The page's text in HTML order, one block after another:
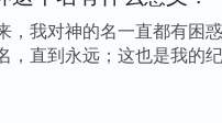
是不断地向前发展，
更新的工作、更大的
，我对神的名一直都有困
，直到永远；这也是我的